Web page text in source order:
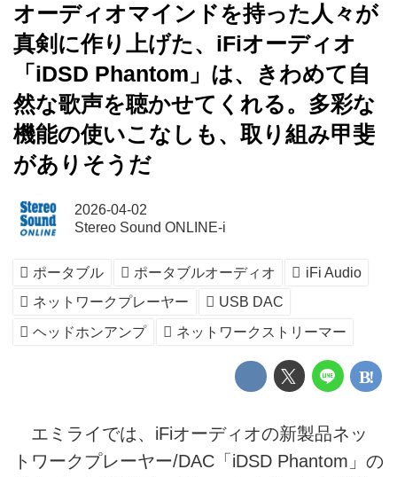
オーディオマインドを持った人々が
真剣に作り上げた、iFiオーディオ
「iDSD Phantom」は、きわめて自
然な歌声を聴かせてくれる。多彩な
機能の使いこなしも、取り組み甲斐
がありそうだ
2026-04-02
Stereo Sound ONLINE-i
ポータブル ポータブルオーディオ
iFi Audio
ネットワークプレーヤー
USB DAC
ヘッドホンアンプ
ネットワークストリーマー
エミライでは、iFiオーディオの新製品ネッ
トワークプレーヤー/DAC「iDSD Phantom」の